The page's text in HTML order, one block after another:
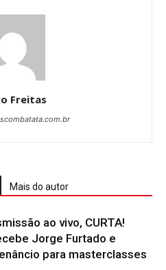
Freitas
Mais do autor
ao vivo, CURTA!
Jorge Furtado e
para masterclasses